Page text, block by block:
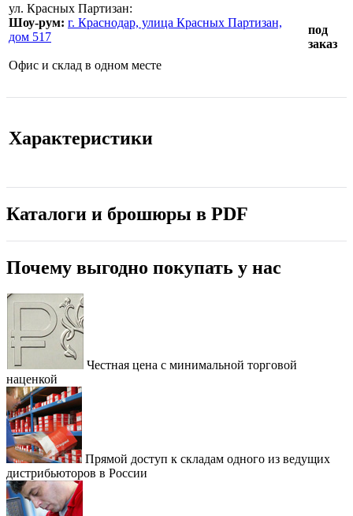
ул. Красных Партизан:
Шоу-рум: г. Краснодар, улица Красных Партизан,
дом 517
Офис и склад в одном месте
под
заказ
Характеристики
Каталоги и брошюры в PDF
Почему выгодно покупать у нас
Честная цена с минимальной торговой
наценкой
Прямой доступ к складам одного из ведущих
дистрибьюторов в России